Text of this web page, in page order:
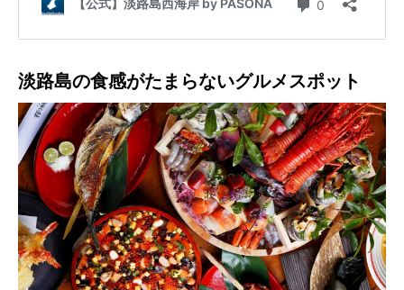
淡路島の食感がたまらないグルメスポット